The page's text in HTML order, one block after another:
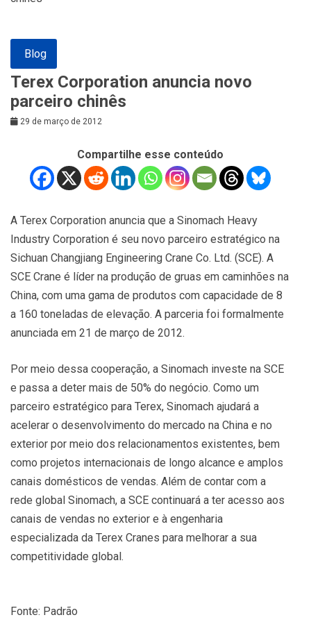
Blog
Terex Corporation anuncia novo
parceiro chinês
29 de março de 2012
Compartilhe esse conteúdo
A Terex Corporation anuncia que a Sinomach Heavy
Industry Corporation é seu novo parceiro estratégico na
Sichuan Changjiang Engineering Crane Co. Ltd. (SCE). A
SCE Crane é líder na produção de gruas em caminhões na
China, com uma gama de produtos com capacidade de 8
a 160 toneladas de elevação. A parceria foi formalmente
anunciada em 21 de março de 2012.
Por meio dessa cooperação, a Sinomach investe na SCE
e passa a deter mais de 50% do negócio. Como um
parceiro estratégico para Terex, Sinomach ajudará a
acelerar o desenvolvimento do mercado na China e no
exterior por meio dos relacionamentos existentes, bem
como projetos internacionais de longo alcance e amplos
canais domésticos de vendas. Além de contar com a
rede global Sinomach, a SCE continuará a ter acesso aos
canais de vendas no exterior e à engenharia
especializada da Terex Cranes para melhorar a sua
competitividade global.
Fonte: Padrão